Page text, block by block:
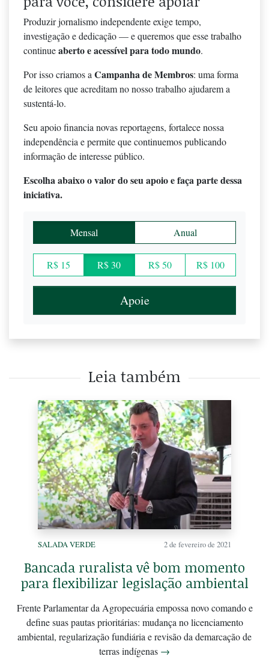
Produzir jornalismo independente exige tempo,
investigação e dedicação — e queremos que esse trabalho
continueaberto e acessível para todo mundo.
Por isso criamos a Campanha de Membros: uma forma
de leitores que acreditam no nosso trabalho ajudarem a
sustentá-lo.
Seu apoio financia novas reportagens, fortalece nossa
independência e permite que continuemos publicando
informação de interesse público.
Escolha abaixo o valor do seu apoio e faça parte dessa
iniciativa.
Mensal Anual
R$ 15 R$ 30 R$ 50 R$ 100
Apoie
Leia também
SALADA VERDE 2 de fevereiro de 2021
Bancada ruralista vê bom momento
para flexibilizar legislação ambiental
Frente Parlamentar da Agropecuária empossa novo comando e
define suas pautas prioritárias: mudança no licenciamento
ambiental, regularização fundiária e revisão da demarcação de
terras indígenas →